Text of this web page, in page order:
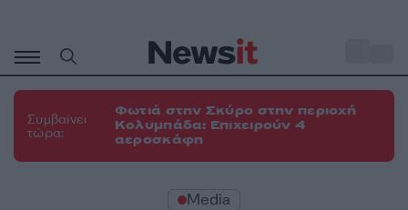
περιεχόμενο
Συμβαίνει
τώρα:
Φωτιά στην Σκύρο στην περιοχή
Κολυμπάδα: Επιχειρούν 4
αεροσκάφη
Media